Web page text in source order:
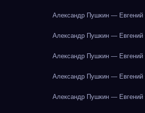
Александр Пушкин — Евгений
Александр Пушкин — Евгений
Александр Пушкин — Евгений
Александр Пушкин — Евгений
Александр Пушкин — Евгений